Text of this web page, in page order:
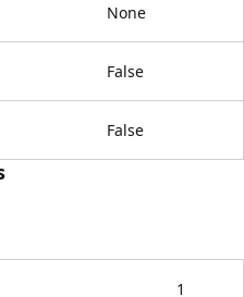
None
False
False
1